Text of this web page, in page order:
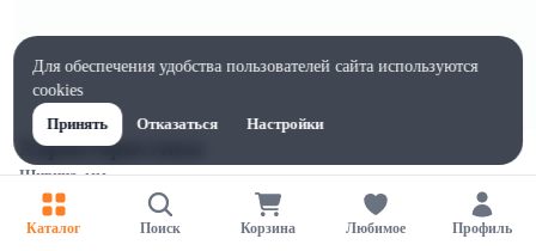
Характеристики
Ширина, мм
Высота, мм
Каталог Поиск Корзина Любимое Профиль
Для обеспечения удобства пользователей сайта используются
cookies
Принять
Отказаться Настройки